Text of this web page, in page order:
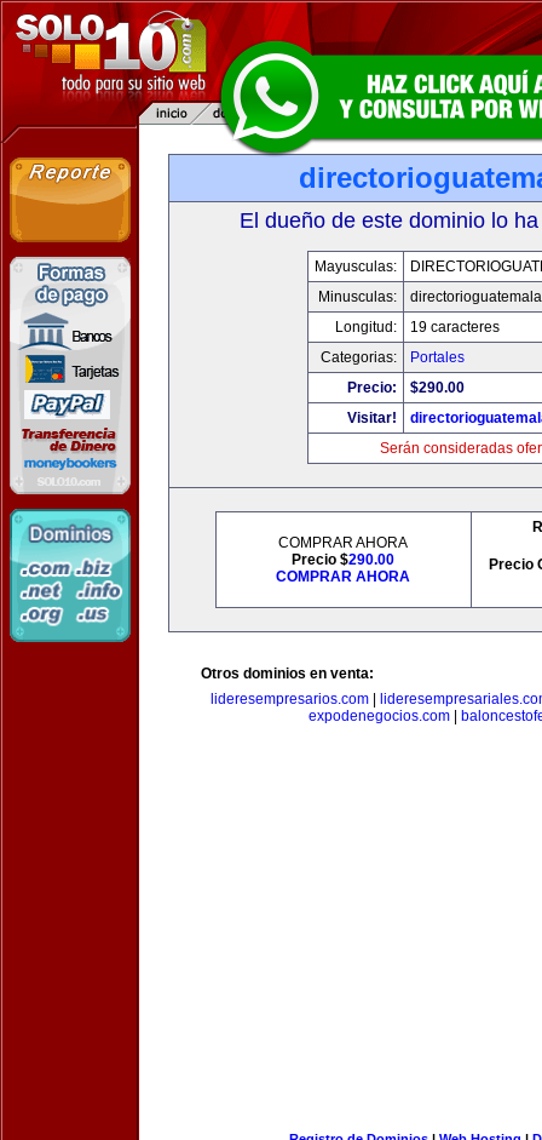
El dueño de este dominio lo
Mayusculas:
Minusculas:
Longitud:
19 caracteres
Categorias:
Portales
Precio:
$290.00
Visitar!
Serán consideradas
COMPRAR AHORA
Precio $290.00
COMPRAR AHORA
Precio
Otros dominios en venta:
lideresempresarios.com|
expodenegocios.com|